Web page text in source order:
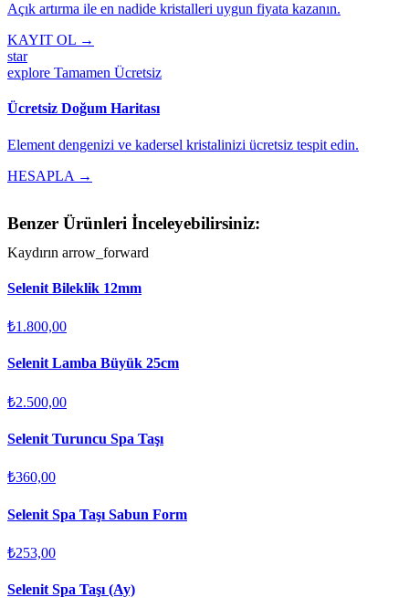
Açık artırma ile en nadide kristalleri uygun fiyata kazanın.
KAYIT OL →
star
explore Tamamen Ücretsiz
Ücretsiz Doğum Haritası
Element dengenizi ve kadersel kristalinizi ücretsiz tespit edin.
HESAPLA →
Benzer Ürünleri İnceleyebilirsiniz:
Kaydırın arrow_forward
Selenit Bileklik 12mm
₺1.800,00
Selenit Lamba Büyük 25cm
₺2.500,00
Selenit Turuncu Spa Taşı
₺360,00
Selenit Spa Taşı Sabun Form
₺253,00
Selenit Spa Taşı (Ay)